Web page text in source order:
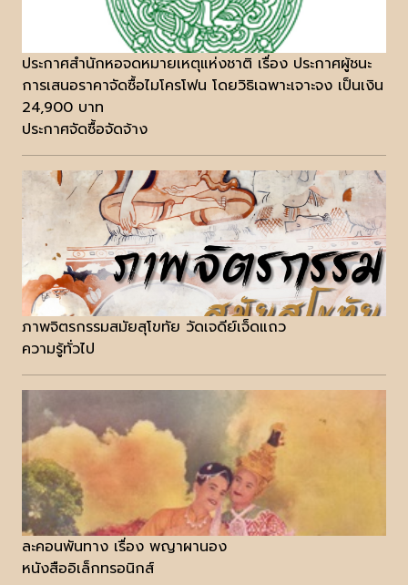
ประกาศสำนักหอจดหมายเหตุแห่งชาติ เรื่อง ประกาศผู้ชนะ
การเสนอราคาจัดซื้อไมโครโฟน โดยวิธิเฉพาะเจาะจง เป็นเงิน
24,900 บาท
ประกาศจัดซื้อจัดจ้าง
ภาพจิตรกรรมสมัยสุโขทัย วัดเจดีย์เจ็ดแถว
ความรู้ทั่วไป
ละคอนพันทาง เรื่อง พญาผานอง
หนังสืออิเล็กทรอนิกส์